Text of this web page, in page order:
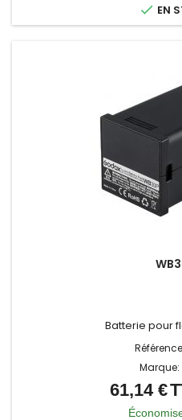
 EN
Batterie pour
Marque:
61,14 €